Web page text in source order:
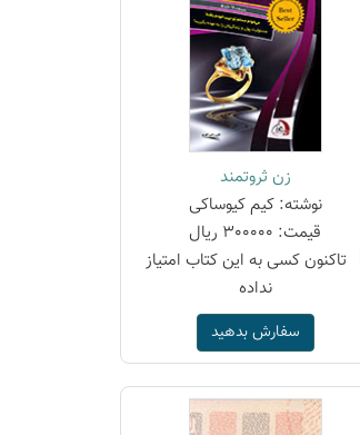
زن ثروتمند
نوشته: کیم کیوساکی
قیمت: 300000 ریال
سفارش بدهید